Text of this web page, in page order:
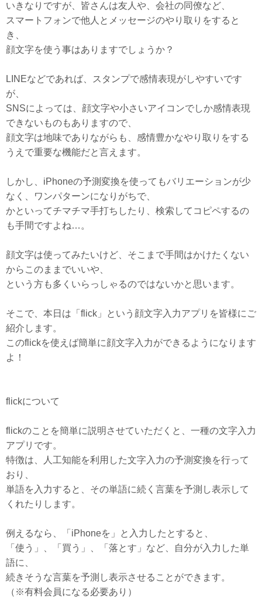
いきなりですが、皆さんは友人や、会社の同僚など、
スマートフォンで他人とメッセージのやり取りをすると
き、
顔文字を使う事はありますでしょうか？
LINEなどであれば、スタンプで感情表現がしやすいです
が、
SNSによっては、顔文字や小さいアイコンでしか感情表現
できないものもありますので、
顔文字は地味でありながらも、感情豊かなやり取りをする
うえで重要な機能だと言えます。
しかし、iPhoneの予測変換を使ってもバリエーションが少
なく、ワンパターンになりがちで、
かといってチマチマ手打ちしたり、検索してコピペするの
も手間ですよね…。
顔文字は使ってみたいけど、そこまで手間はかけたくない
からこのままでいいや、
という方も多くいらっしゃるのではないかと思います。
そこで、本日は「flick」という顔文字入力アプリを皆様にご
紹介します。
このflickを使えば簡単に顔文字入力ができるようになります
よ！
flickについて
flickのことを簡単に説明させていただくと、一種の文字入力
アプリです。
特徴は、人工知能を利用した文字入力の予測変換を行って
おり、
単語を入力すると、その単語に続く言葉を予測し表示して
くれたりします。
例えるなら、「iPhoneを」と入力したとすると、
「使う」、「買う」、「落とす」など、自分が入力した単
語に、
続きそうな言葉を予測し表示させることができます。
（※有料会員になる必要あり）